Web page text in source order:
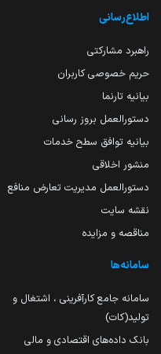
اطلاع‌رسانی
راهبرد مشارکتی
حریم خصوصی کاربران
بیانیه تارنما
دستورالعمل بروز رسانی
بیانیه توافق سطح خدمات
منشور اخلاقی
دستورالعمل مدیریت تعارض منافع
نقشه سایت
مناقصه و مزایده
سامانه‌ها
سامانه جامع کارآفرینی ، اشتغال و
تولید(کات)
بانک داده‌های اقتصادی و مالی